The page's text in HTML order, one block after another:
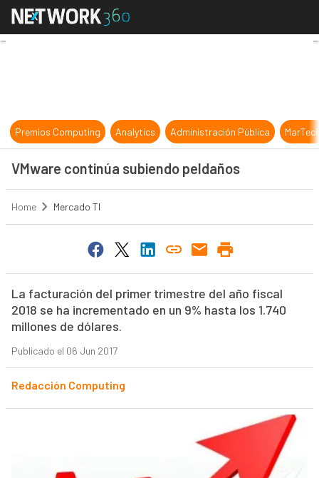
VMware continúa subiendo
Premios Computing Analytics Administración Pública
VMware continúa subiendo peldaños
Home Mercado TI
La facturación del primer trimestre del año fiscal
2018 se ha incrementado en un 9% hasta los 1.740
millones de dólares.
Publicado el 06 Jun 2017
Redacción Computing